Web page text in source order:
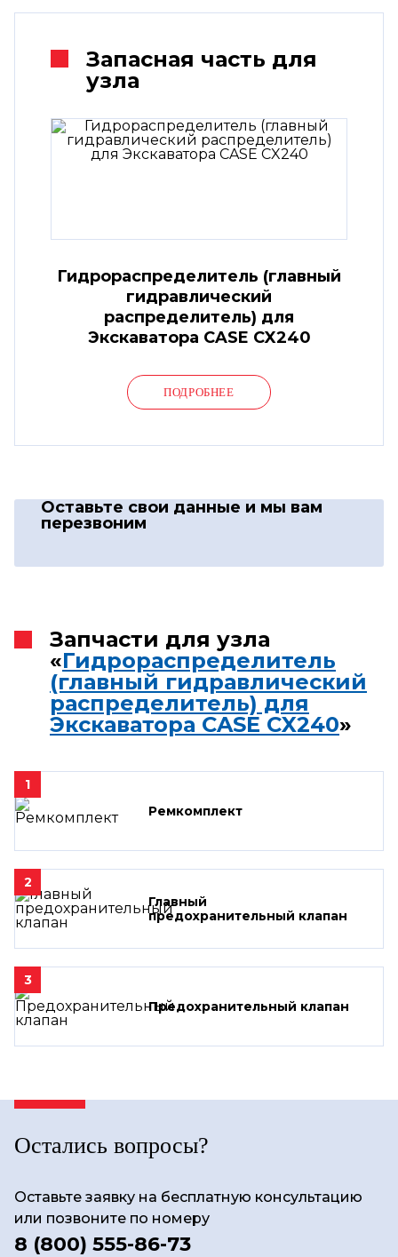
Запасная часть для
узла
Гидрораспределитель (главный
гидравлический
распределитель) для
Экскаватора CASE CX240
ПОДРОБНЕЕ
Оставьте свои данные и мы вам
перезвоним
Запчасти для узла
«Гидрораспределитель
(главный гидравлический
распределитель) для
Экскаватора CASE CX240»
1
Ремкомплект
2
Главный
предохранительный клапан
3
Предохранительный клапан
Остались вопросы?
Оставьте заявку на бесплатную консультацию
или позвоните по номеру
8 (800) 555-86-73